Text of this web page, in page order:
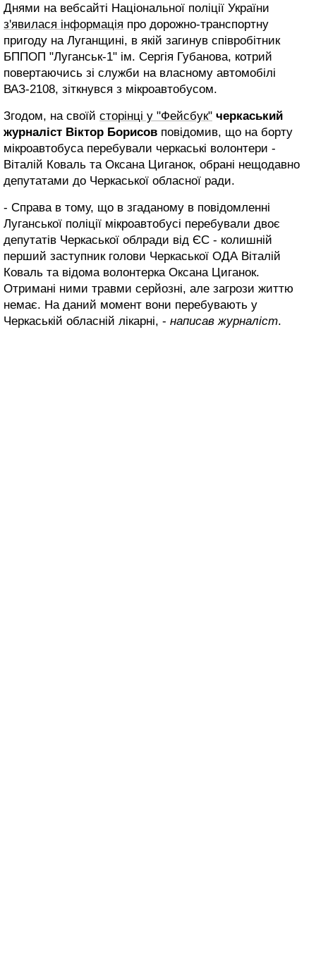
Днями на вебсайті Національної поліції України
з'явилася інформація про дорожно-транспортну
пригоду на Луганщині, в якій загинув співробітник
БППОП "Луганськ-1" ім. Сергія Губанова, котрий
повертаючись зі служби на власному автомобілі
ВАЗ-2108, зіткнувся з мікроавтобусом.
Згодом, на своїй сторінці у "Фейсбук" черкаський
журналіст Віктор Борисов повідомив, що на борту
мікроавтобуса перебували черкаські волонтери -
Віталій Коваль та Оксана Циганок, обрані нещодавно
депутатами до Черкаської обласної ради.
- Справа в тому, що в згаданому в повідомленні
Луганської поліції мікроавтобусі перебували двоє
депутатів Черкаської облради від ЄС - колишній
перший заступник голови Черкаської ОДА Віталій
Коваль та відома волонтерка Оксана Циганок.
Отримані ними травми серйозні, але загрози життю
немає. На даний момент вони перебувають у
Черкаській обласній лікарні, - написав журналіст.